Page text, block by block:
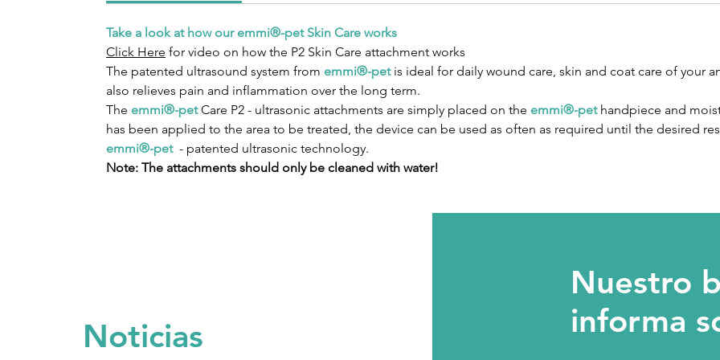
Take a look at how our emmi®-pet Skin Care works
Click Here for video on how the P2 Skin Care attachment works
The patented ultrasound system from emmi®-petis ideal for daily wound care, skin and coat care of your
also relieves pain and inflammation over the long term.
The emmi®-petCare P2 - ultrasonic attachments are simply placed on the emmi®-pethandpiece and
has been applied to the area to be treated, the device can be used as often as required until the desired
emmi®-pet- patented ultrasonic technology.
Note: The attachments should only be cleaned with water!
Noticias
Nuestro
informa